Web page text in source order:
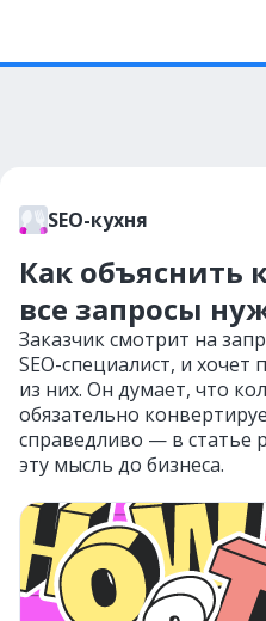
SEO-кухня
Как объяснить
все запросы
Заказчик смотрит на
SEO-специалист, и
из них. Он думает, что
обязательно
справедливо — в статье
эту мысль до бизнеса.